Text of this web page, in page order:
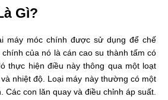
Gì?
máy móc chính được sử dụng để chế
chính của nó là cán cao su thành tấm có
thực hiện điều này thông qua một loạt
nhiệt độ. Loại máy này thường có một
Các con lăn quay và điều chỉnh áp suất.